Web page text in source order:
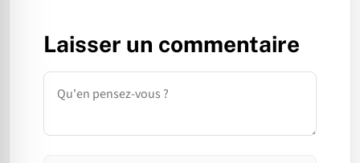
Laisser un commentaire
Commentaire